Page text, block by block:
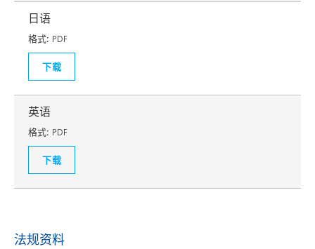
日语
格式: PDF
下载
英语
格式: PDF
下载
法规资料